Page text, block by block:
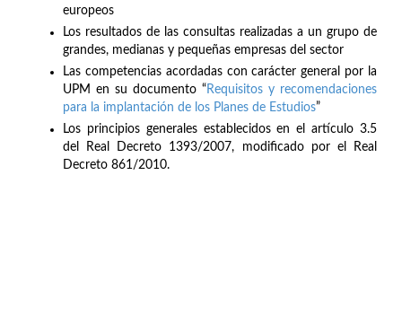
europeos
Los resultados de las consultas realizadas a un grupo de
grandes, medianas y pequeñas empresas del sector
Las competencias acordadas con carácter general por la
UPM en su documento “Requisitos y recomendaciones
para la implantación de los Planes de Estudios”
Los principios generales establecidos en el artículo 3.5
del Real Decreto 1393/2007, modificado por el Real
Decreto 861/2010.